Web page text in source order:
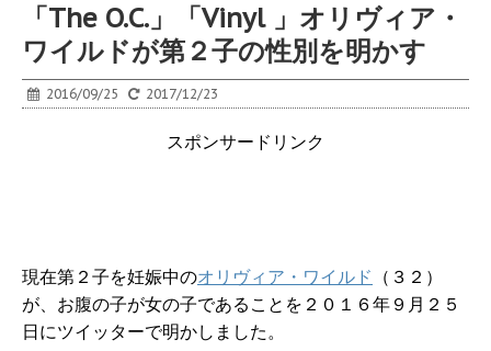
「The O.C.」「Vinyl 」オリヴィア・
ワイルドが第２子の性別を明かす
2016/09/25 2017/12/23
スポンサードリンク
現在第２子を妊娠中のオリヴィア・ワイルド （３２）
が、お腹の子が女の子であることを２０１６年９月２５
日にツイッターで明かしました。